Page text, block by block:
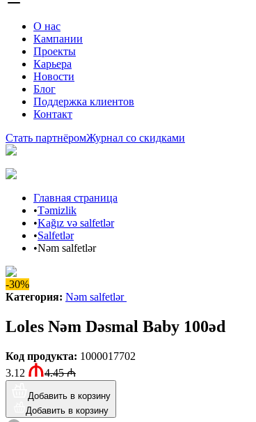
О нас
Кампании
Проекты
Карьера
Новости
Блог
Поддержка клиентов
Контакт
Стать партнёромЖурнал со скидками
Главная страница
•Təmizlik
•Kağız və salfetlər
•Salfetlər
•Nəm salfetlər
-30%
Категория: Nəm salfetlər
Loles Nəm Dəsmal Baby 100əd
Код продукта: 1000017702
3.12
4.45₼
Добавить в корзину
Добавить в корзину